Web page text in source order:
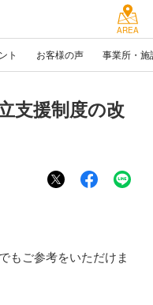
AREA
ト お客様の声 事業所・施
支援制度の改
もご参考をいただけま